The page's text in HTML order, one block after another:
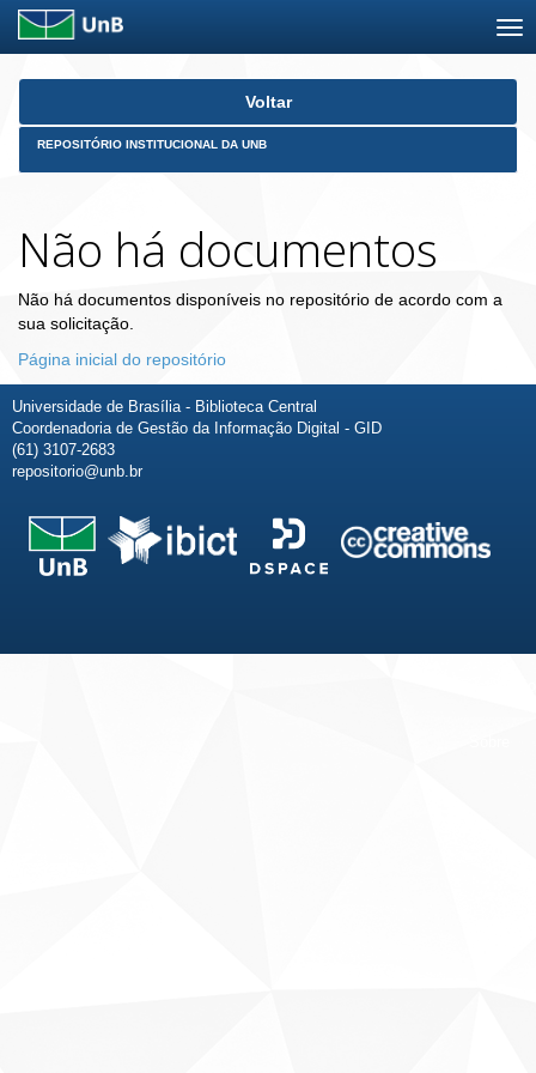
Skip
Voltar
REPOSITÓRIO INSTITUCIONAL DA UNB
Não há documentos
Não há documentos disponíveis no repositório de acordo com a
sua solicitação.
Página inicial do repositório
Universidade de Brasília - Biblioteca Central
Coordenadoria de Gestão da Informação Digital - GID
(61) 3107-2683
repositorio@unb.br